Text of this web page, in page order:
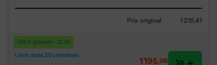
Prix original 1 216,41
Offre groupée : 21,35
Livré dans 20 semaines
1 195,06